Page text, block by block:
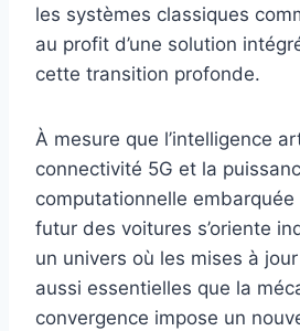
les systèmes classiques
au profit d’une solution
cette transition profonde.
À mesure que l’intelligence
connectivité 5G et la
computationnelle
futur des voitures s’oriente
un univers où les mises à
aussi essentielles que la
convergence impose un